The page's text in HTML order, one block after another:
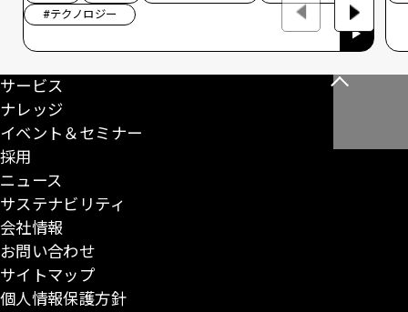
#テクノロジー
こ
サービス
ナレッジ
イベント＆セミナー
採用
ニュース
サステナビリティ
会社情報
お問い合わせ
サイトマップ
個人情報保護方針